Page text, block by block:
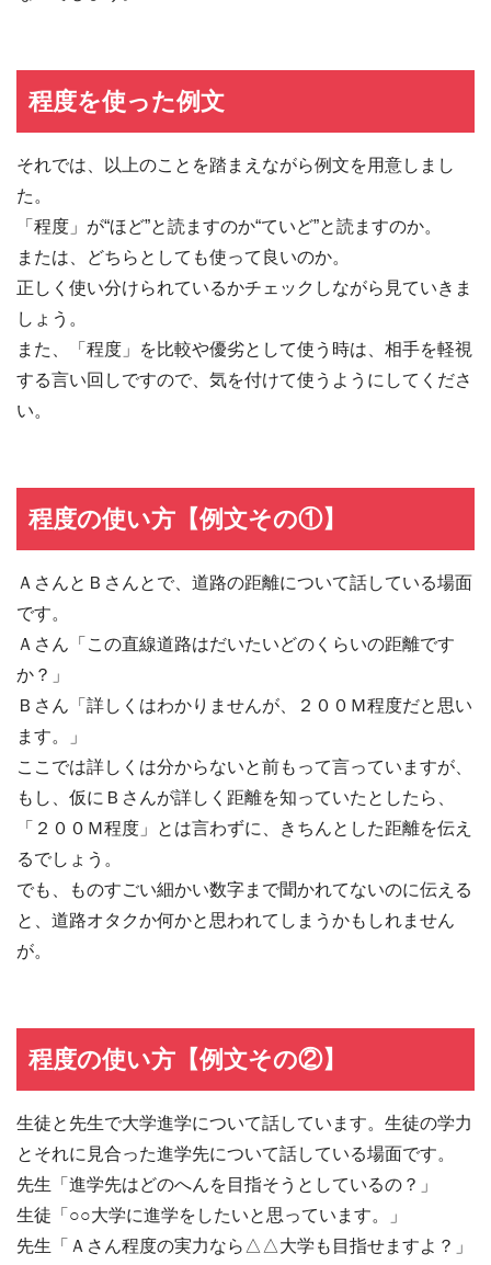
程度を使った例文
それでは、以上のことを踏まえながら例文を用意しまし
た。
「程度」が“ほど”と読ますのか“ていど”と読ますのか。
または、どちらとしても使って良いのか。
正しく使い分けられているかチェックしながら見ていきま
しょう。
また、「程度」を比較や優劣として使う時は、相手を軽視
する言い回しですので、気を付けて使うようにしてくださ
い。
程度の使い方【例文その①】
ＡさんとＢさんとで、道路の距離について話している場面
です。
Ａさん「この直線道路はだいたいどのくらいの距離です
か？」
Ｂさん「詳しくはわかりませんが、２００Ｍ程度だと思い
ます。」
ここでは詳しくは分からないと前もって言っていますが、
もし、仮にＢさんが詳しく距離を知っていたとしたら、
「２００Ｍ程度」とは言わずに、きちんとした距離を伝え
るでしょう。
でも、ものすごい細かい数字まで聞かれてないのに伝える
と、道路オタクか何かと思われてしまうかもしれません
が。
程度の使い方【例文その②】
生徒と先生で大学進学について話しています。生徒の学力
とそれに見合った進学先について話している場面です。
先生「進学先はどのへんを目指そうとしているの？」
生徒「○○大学に進学をしたいと思っています。」
先生「Ａさん程度の実力なら△△大学も目指せますよ？」